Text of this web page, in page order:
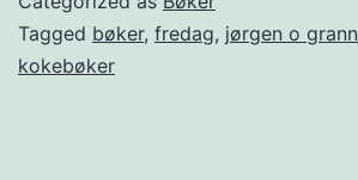
p
Tagged bøker, fredag, jørgen o grann
kokebøker